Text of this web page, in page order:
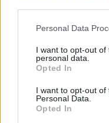
Please note that this
not limited to your visit
grant or deny consent
use your data for
consent section.
Personal Data
I want to opt-out
personal data.
Opted In
I want to opt-out of
Personal Data.
Opted In
Τι αλλάζει με την
Ποιοι μπορούν πλέον
αποκλείονται
Έξι ερωτήσεις και
δίνει την ευκαιρία
19.12.2023, 07:32 9